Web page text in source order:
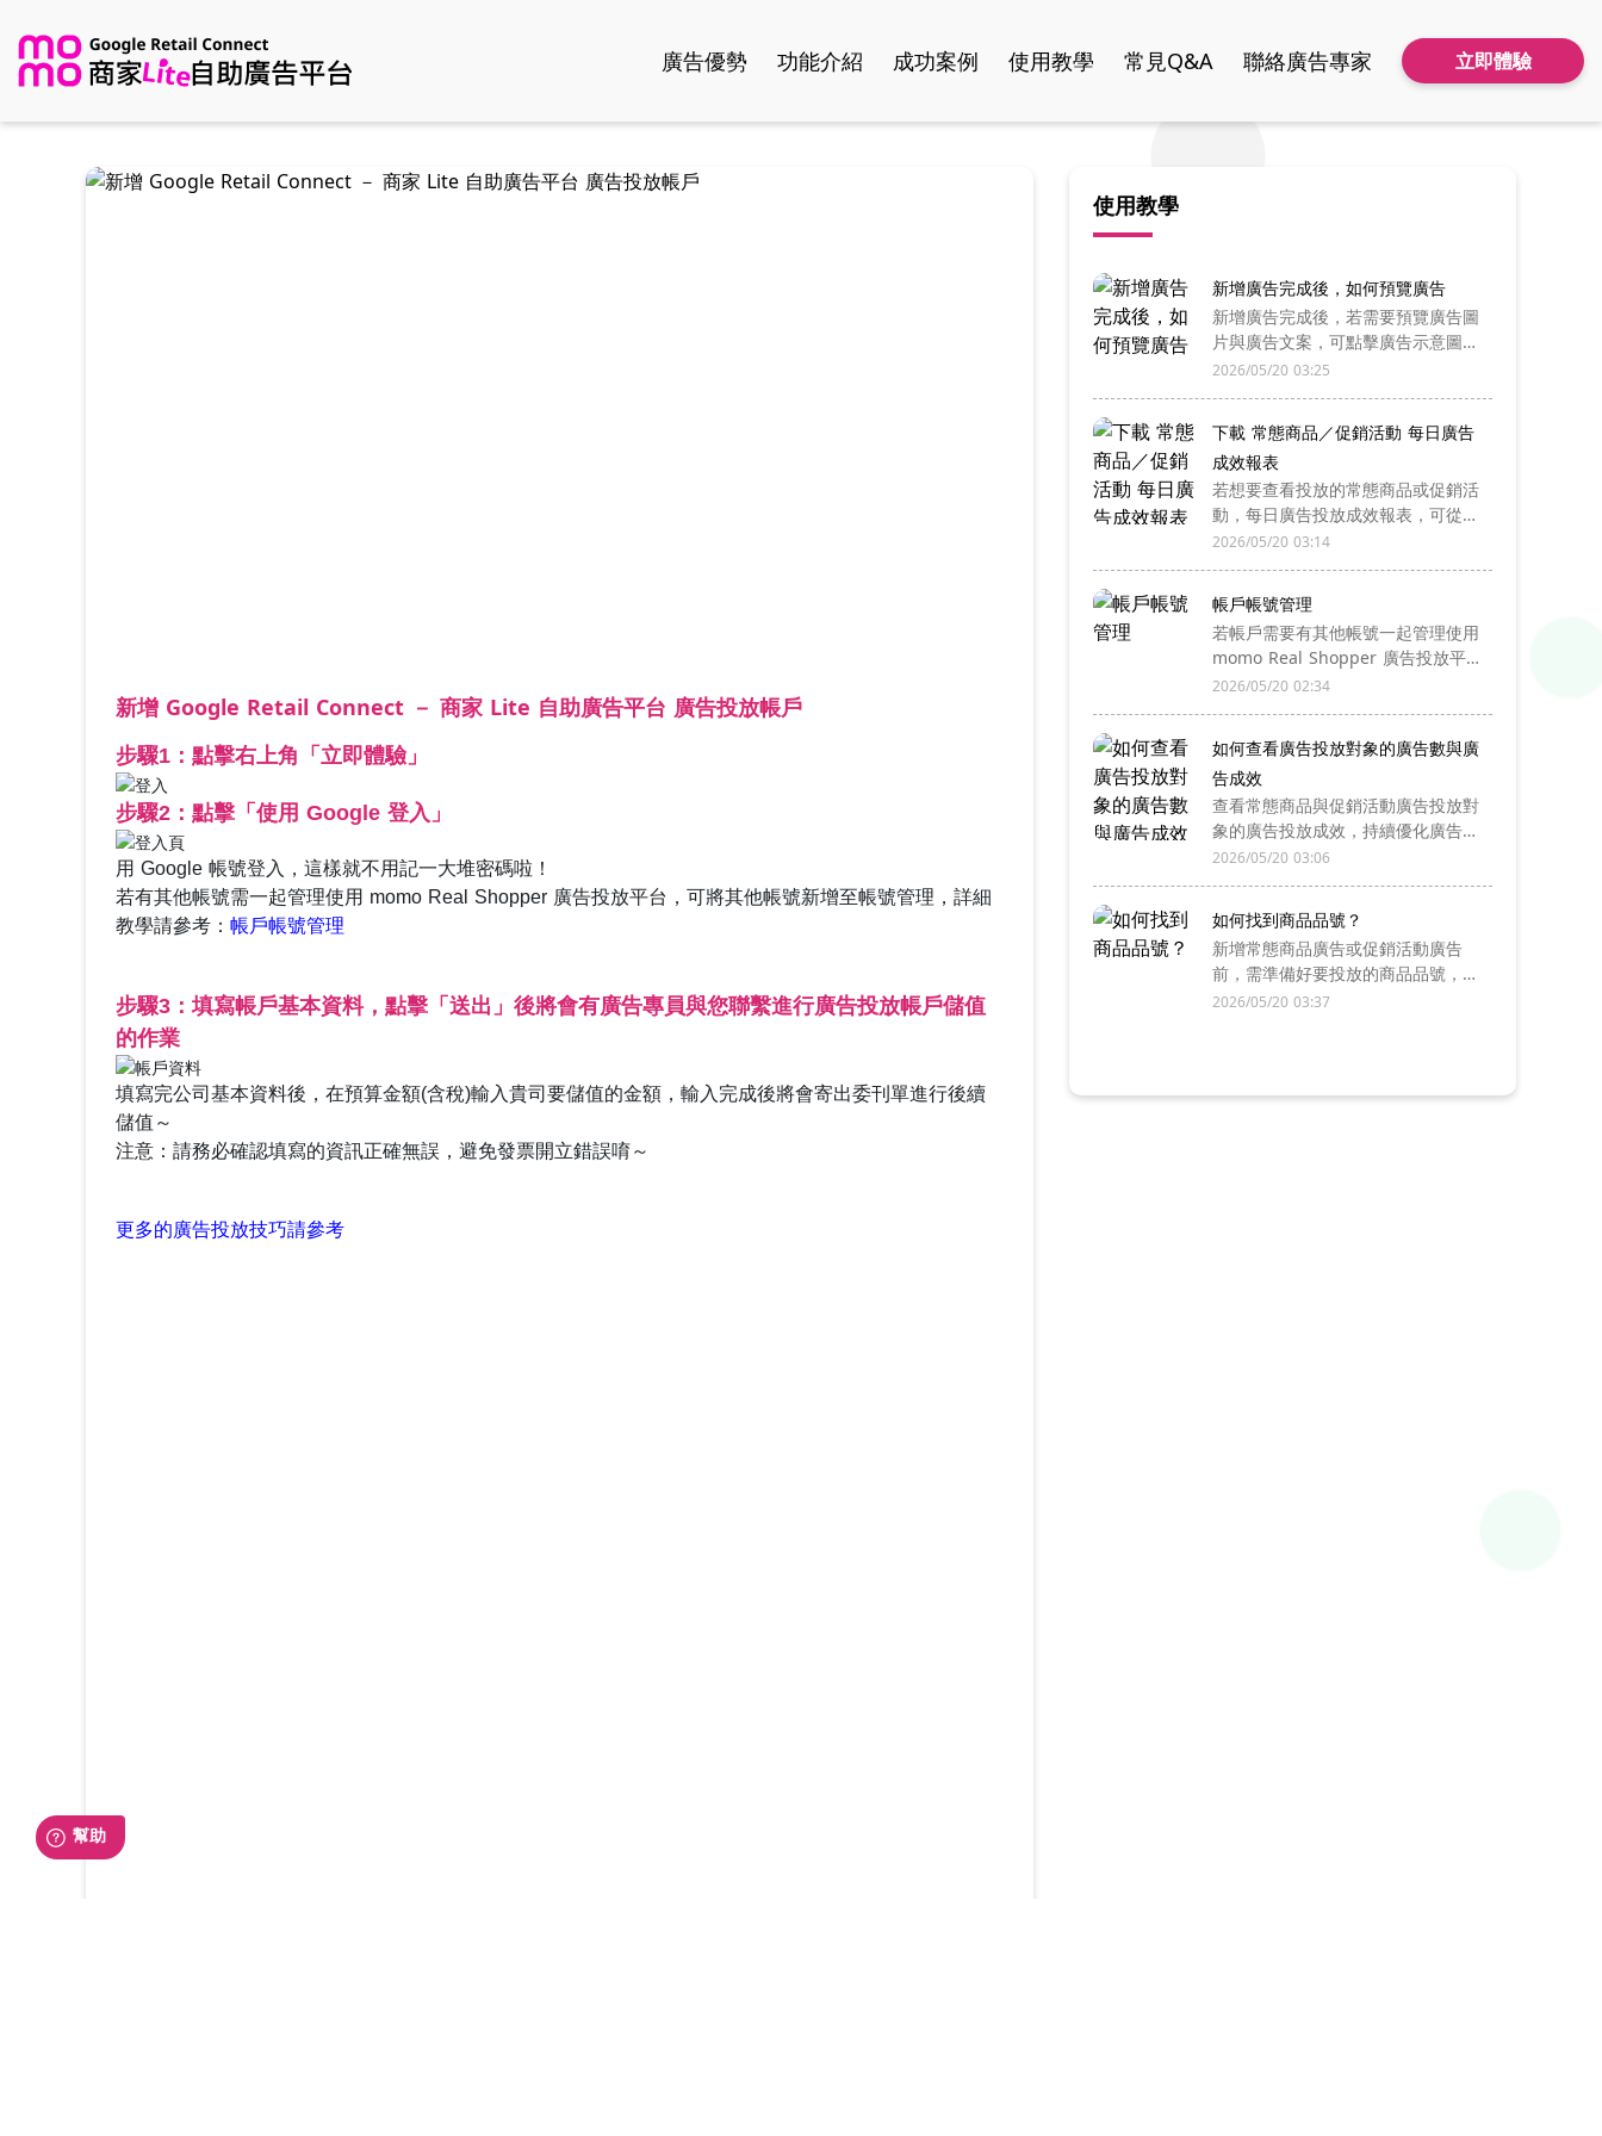
廣告優勢 功能介紹 成功案例 使用教學 常見Q&A 聯絡廣告專家 立即體驗
新增 Google Retail Connect － 商家 Lite 自助廣告平台 廣告投放帳戶
步驟1：點擊右上角「立即體驗」
步驟2：點擊「使用 Google 登入」
用 Google 帳號登入，這樣就不用記一大堆密碼啦！
若有其他帳號需一起管理使用 momo Real Shopper 廣告投放平台，可將其他帳號新增至帳號管理，詳細
教學請參考： 帳戶帳號管理
步驟3：填寫帳戶基本資料，點擊「送出」後將會有廣告專員與您聯繫進行廣告投放帳戶儲值
的作業
填寫完公司基本資料後，在預算金額(含稅)輸入貴司要儲值的金額，輸入完成後將會寄出委刊單進行後續
儲值～
注意：請務必確認填寫的資訊正確無誤，避免發票開立錯誤唷～
更多的廣告投放技巧請參考
使用教學
新增廣告完成後，如何預覽廣告
新增廣告完成後，若需要預覽廣告圖
片與廣告文案，可點擊廣告示意圖
檔，將顯示所有該則廣告的圖片與文
2026/05/20 03:25
下載 常態商品／促銷活動 每日廣告
成效報表
若想要查看投放的常態商品或促銷活
動，每日廣告投放成效報表，可從編
輯頁下載每日報表後查看。
2026/05/20 03:14
帳戶帳號管理
若帳戶需要有其他帳號一起管理使用
momo Real Shopper 廣告投放平
台，可將其他帳號新增至帳號管理。
2026/05/20 02:34
如何查看廣告投放對象的廣告數與廣
告成效
查看常態商品與促銷活動廣告投放對
象的廣告投放成效，持續優化廣告以
達成廣告投放目的。
2026/05/20 03:06
如何找到商品品號？
新增常態商品廣告或促銷活動廣告
前，需準備好要投放的商品品號，在
新增廣告時輸入商品品號以利系統抓
2026/05/20 03:37